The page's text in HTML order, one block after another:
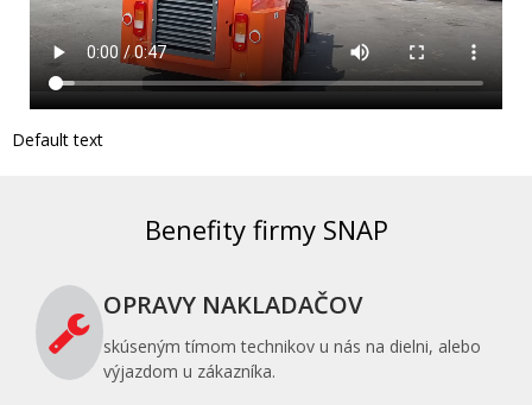
Default text
Benefity firmy SNAP
OPRAVY NAKLADAČOV
skúseným tímom technikov u nás na dielni, alebo
výjazdom u zákazníka.